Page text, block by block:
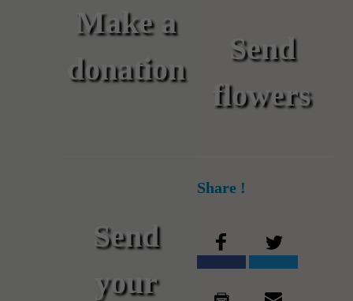
Make a
donation
Send
flowers
Send
your
Share !